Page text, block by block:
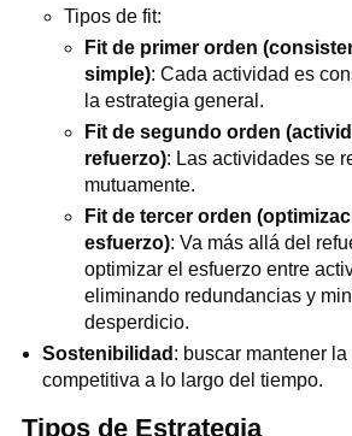
Tipos de fit:
Fit de primer orden
simple): Cada actividad es
la estrategia general.
Fit de segundo orden
refuerzo): Las actividades se
mutuamente.
Fit de tercer orden
esfuerzo): Va más allá del
optimizar el esfuerzo entre
eliminando redundancias y
desperdicio.
Sostenibilidad : buscar mantener la
competitiva a lo largo del tiempo.
Tipos de Estrategia